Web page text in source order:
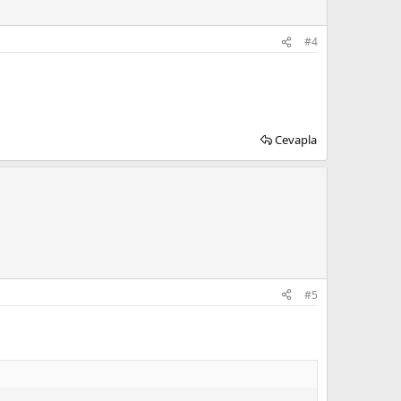
#4
Cevapla
#5